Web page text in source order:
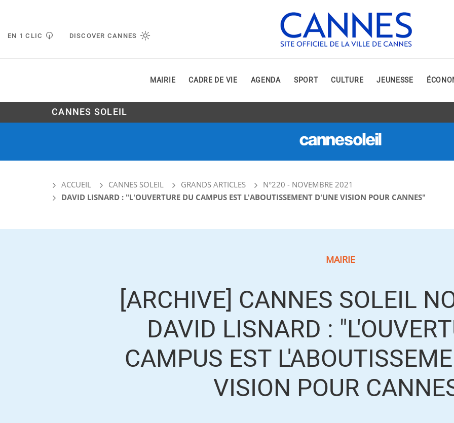
EN 1 CLIC DISCOVER CANNES
MAIRIE CADRE DE VIE AGENDA SPORT CULTURE JEUNESSE
CANNES SOLEIL
ACCUEIL CANNES SOLEIL GRANDS ARTICLES
N°220 - NOVEMBRE 2021
DAVID LISNARD : "L'OUVERTURE DU CAMPUS EST L'ABOUTISSEMENT D'UNE VISION POUR CANNES"
MAIRIE
[ARCHIVE] CANNES SOLEIL
DAVID LISNARD :
CAMPUS EST
VISION POUR